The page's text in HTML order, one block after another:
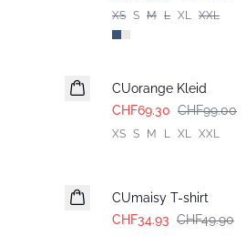
XS S M L XL XXL
CUorange Kleid
CHF69.30 CHF99.00
XS S M L XL XXL
CUmaisy T-shirt
CHF34.93 CHF49.90